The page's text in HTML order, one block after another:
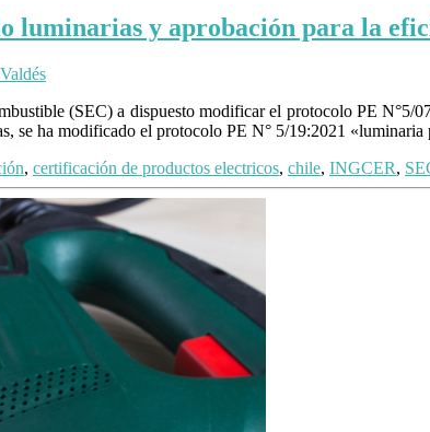
luminarias y aprobación para la
(SEC) a dispuesto modificar el protocolo PE
se ha modificado el protocolo PE N° 5/19:2021
, certificación de productos electricos, chile, INGCER,